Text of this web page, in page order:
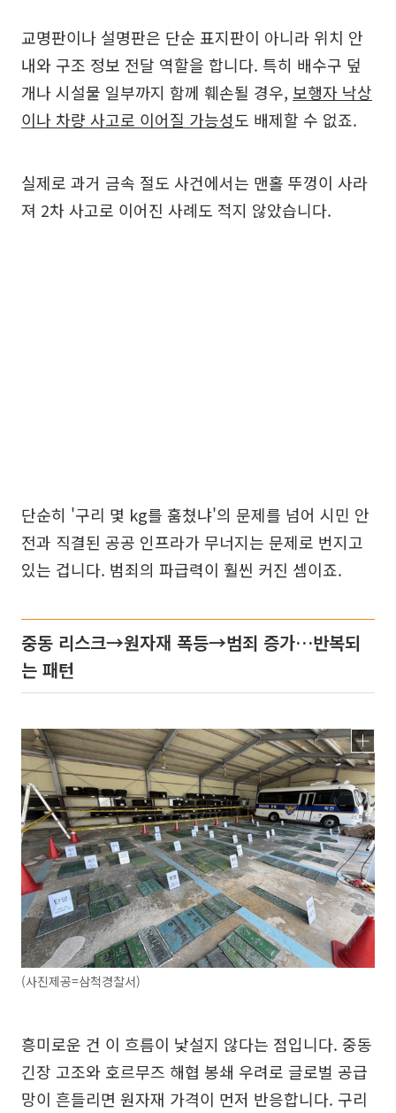
교명판이나 설명판은 단순 표지판이 아니라 위치 안
내와 구조 정보 전달 역할을 합니다. 특히 배수구 덮
개나 시설물 일부까지 함께 훼손될 경우, 보행자 낙상
이나 차량 사고로 이어질 가능성도 배제할 수 없죠.
실제로 과거 금속 절도 사건에서는 맨홀 뚜껑이 사라
져 2차 사고로 이어진 사례도 적지 않았습니다.
단순히 '구리 몇 kg를 훔쳤냐'의 문제를 넘어 시민 안
전과 직결된 공공 인프라가 무너지는 문제로 번지고
있는 겁니다. 범죄의 파급력이 훨씬 커진 셈이죠.
중동 리스크→원자재 폭등→범죄 증가…반복되
는 패턴
(사진제공=삼척경찰서)
흥미로운 건 이 흐름이 낯설지 않다는 점입니다. 중동
긴장 고조와 호르무즈 해협 봉쇄 우려로 글로벌 공급
망이 흔들리면 원자재 가격이 먼저 반응합니다. 구리